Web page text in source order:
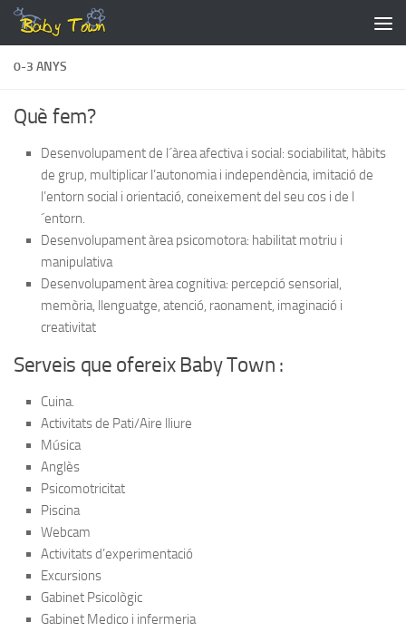
Skip to content
0-3 ANYS
Què fem?
Desenvolupament de l´àrea afectiva i social: sociabilitat, hàbits
de grup, multiplicar l’autonomia i independència, imitació de
l’entorn social i orientació, coneixement del seu cos i de l
´entorn.
Desenvolupament àrea psicomotora: habilitat motriu i
manipulativa
Desenvolupament àrea cognitiva: percepció sensorial,
memòria, llenguatge, atenció, raonament, imaginació i
creativitat
Serveis que ofereix Baby Town :
Cuina.
Activitats de Pati/Aire lliure
Música
Anglès
Psicomotricitat
Piscina
Webcam
Activitats d’experimentació
Excursions
Gabinet Psicològic
Gabinet Medico i infermeria